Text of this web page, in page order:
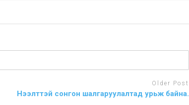
Older Post
Нээлттэй сонгон шалгаруулалтад урьж байна.